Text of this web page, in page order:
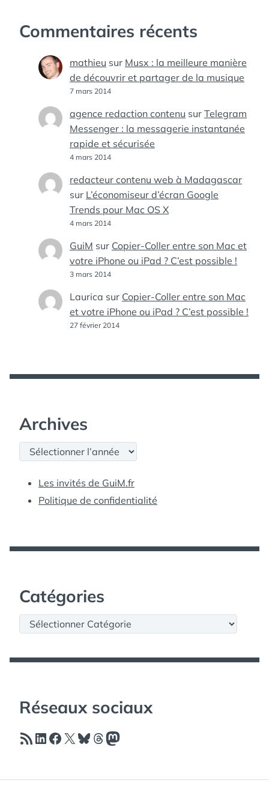
Commentaires récents
mathieu sur Musx : la meilleure manière
de découvrir et partager de la musique
7 mars 2014
agence redaction contenu sur Telegram
Messenger : la messagerie instantanée
rapide et sécurisée
4 mars 2014
redacteur contenu web à Madagascar
sur L’économiseur d’écran Google
Trends pour Mac OS X
4 mars 2014
GuiM sur Copier-Coller entre son Mac et
votre iPhone ou iPad ? C’est possible !
3 mars 2014
Laurica sur Copier-Coller entre son Mac
et votre iPhone ou iPad ? C’est possible !
27 février 2014
Archives
Archives
Les invités de GuiM.fr
Politique de confidentialité
Catégories
Catégories
Réseaux sociaux
Flux RSSLinkedIn
Facebook
X Bluesky
Threads
Mastodon